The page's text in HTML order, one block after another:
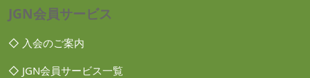
JGN会員サービス
◇ 入会のご案内
◇ JGN会員サービス一覧